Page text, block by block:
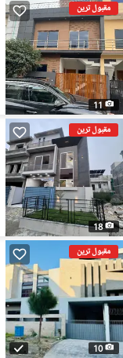
مقبول ترین
11
مقبول ترین
18
مقبول ترین
10